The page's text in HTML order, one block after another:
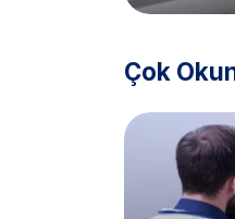
Çok